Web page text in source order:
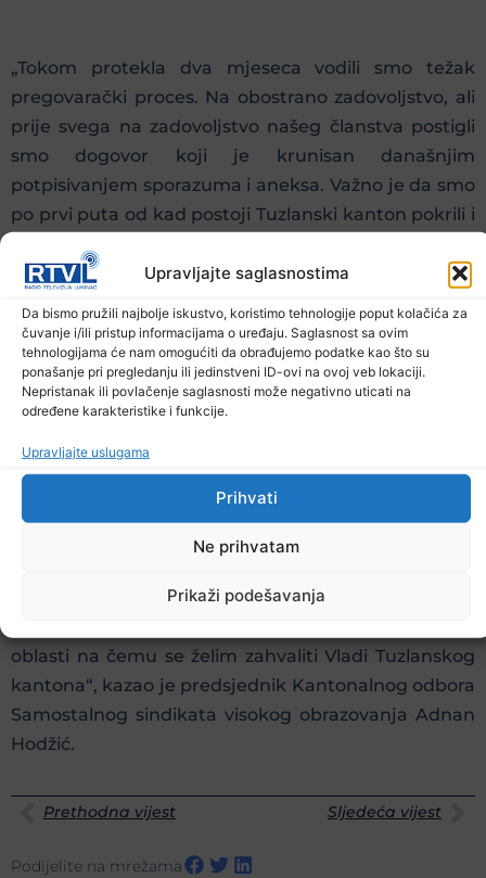
Upravljajte saglasnostima
Da bismo pružili najbolje iskustvo, koristimo tehnologije poput kolačića za
čuvanje i/ili pristup informacijama o uređaju. Saglasnost sa ovim
tehnologijama će nam omogućiti da obrađujemo podatke kao što su
ponašanje pri pregledanju ili jedinstveni ID-ovi na ovoj veb lokaciji.
Nepristanak ili povlačenje saglasnosti može negativno uticati na
određene karakteristike i funkcije.
Upravljajte uslugama
Prihvati
Ne prihvatam
Prikaži podešavanja
„Tokom protekla dva mjeseca vodili smo težak
pregovarački proces. Na obostrano zadovoljstvo, ali
prije svega na zadovoljstvo našeg članstva postigli
smo dogovor koji je krunisan današnjim
potpisivanjem sporazuma i aneksa. Važno je da smo
po prvi puta od kad postoji Tuzlanski kanton pokrili i
plaće i naknade primaju iz Budžeta Tuzlanskog
visokog obrazovanja, odgoja, nauke i kulture Bosne i
Hercegovine Admir Terzić.
„Veliko je zadovoljstvo bilo prisustvovati današnjem
potpisivanju. Ovim poboljšavamo status uposlenika
u oblasti visokog obrazovanja. Uporedo mi sa
Vladom radimo i na pripremi Kolektivnog ugovora za
dogovora. Vlada je pokazala razumijevanje za naše
oblasti na čemu se želim zahvaliti Vladi Tuzlanskog
kantona“, kazao je predsjednik Kantonalnog odbora
Samostalnog sindikata visokog obrazovanja Adnan
Hodžić.
Prethodna vijest Sljedeća vijest
Podijelite na mrežama